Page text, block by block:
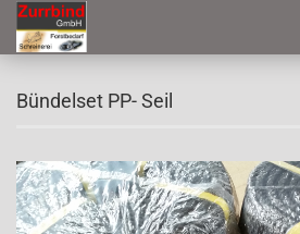
Bündelset PP- Seil